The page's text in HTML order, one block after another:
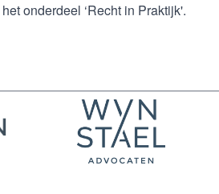
onderdeel ‘Recht in Praktijk'.